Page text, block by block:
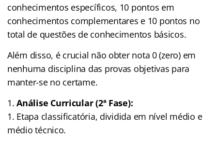
conhecimentos específicos, 10 pontos em
conhecimentos complementares e 10 pontos no
total de questões de conhecimentos básicos.
Além disso, é crucial não obter nota 0 (zero) em
nenhuma disciplina das provas objetivas para
manter-se no certame.
Análise Curricular (2ª Fase):
Etapa classificatória, dividida em nível médio e
médio técnico.